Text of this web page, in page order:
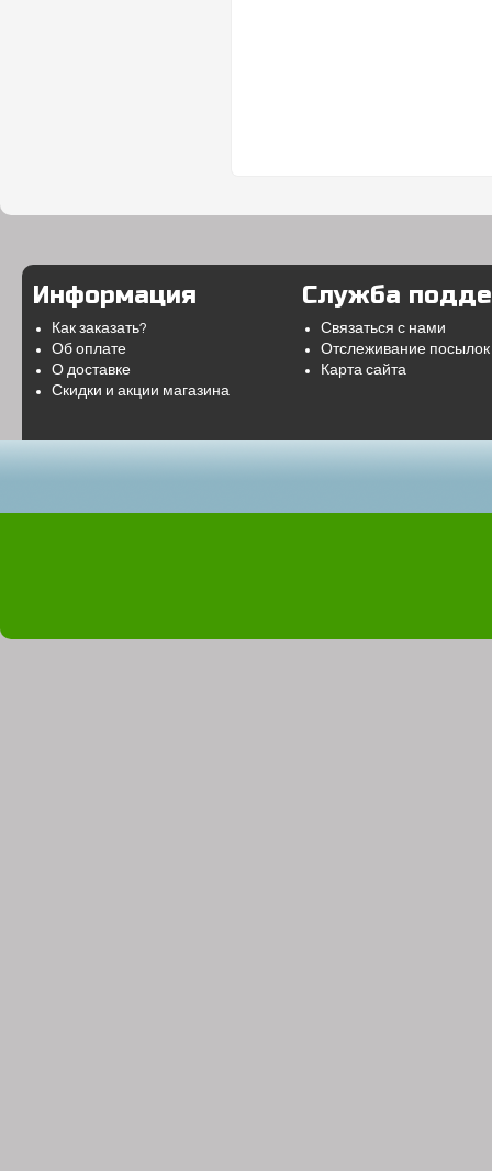
Информация
Как заказать?
Об оплате
О доставке
Скидки и акции магазина
Служба
Связаться с нами
Отслеживание посылок
Карта сайта